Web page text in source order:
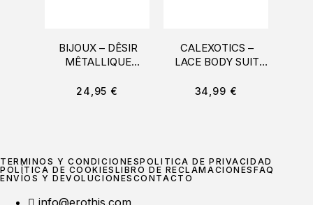
BIJOUX – DÊSIR
MÊTALLIQUE
NEGRO
24,95 €
CALEXOTICS –
LACE BODY SUIT
34,99 €
TÉRMINOS Y CONDICIONESPOLÍTICA DE PRIVACIDAD
POLÍTICA DE COOKIES LIBRO DE RECLAMACIONES FAQ
ENVÍOS Y DEVOLUCIONES CONTACTO
info@erothis.com